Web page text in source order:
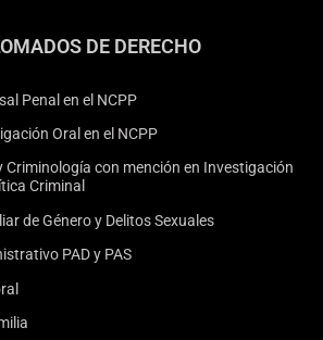
DE DERECHO
Penal en el NCPP
Oral en el NCPP
Criminología con mención en Investigación
Criminal
de Género y Delitos Sexuales
PAD y PAS